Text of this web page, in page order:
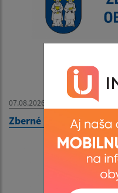
07.08.2026
Zberné miesto - OZNAM